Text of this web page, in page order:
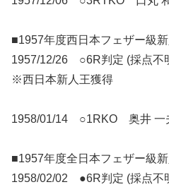
■1957年度西日本フェザー級
1957/12/26 ○6R判定 (採点
※西日本新人王獲得
1958/01/14 ○1RKO 奥井 一
■1957年度全日本フェザー級
1958/02/02 ●6R判定 (採点